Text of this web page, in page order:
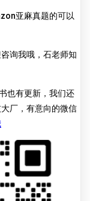
亚麻真题的可以
询我哦，石老师知
也有更新，我们还
厂，有意向的微信